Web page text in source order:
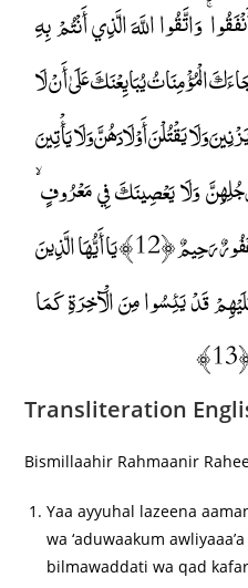
وَاتَّقُوا اللَّهَ الَّذِي أَنْتُمْ بِهِ
إِذَا جَاءَكَ الْمُؤْمِنَاتُ يُبَايِعْنَكَ عَلَىٰ أَنْ لَا
وَلَا يَقْتُلْنَ أَوْلَادَهُنَّ وَلَا يَأْتِينَ
وَلَا يَعْصِينَكَ فِي مَعْرُوفٍ
فَبَايِعْهُنَّ وَاسْتَغْفِرْ لَهُنَّ اللَّهَ ۖ إِنَّ اللَّهَ غَفُورٌ رَحِيمٌ ﴿12﴾ يَا أَيُّهَا الَّذِينَ
قَدْ يَئِسُوا مِنَ الْآخِرَةِ كَمَا
Transliteration
Bismillaahir Rahmaanir
Yaa ayyuhal lazeena
wa ‘aduwaakum
bilmawaddati wa qad